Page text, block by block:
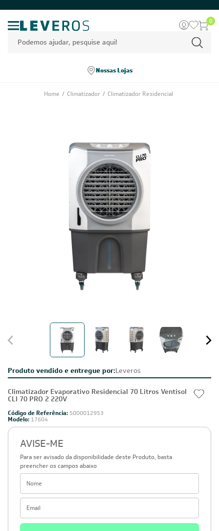
0
Nossas Lojas
Home / Climatizador / Climatizador Residencial
Produto vendido e entregue por:Leveros
Climatizador Evaporativo Residencial 70 Litros Ventisol
CLI 70 PRO 2 220V
Código de Referência: 5000012953
Modelo: 17604
AVISE-ME
Para ser avisado da disponibilidade deste Produto, basta
preencher os campos abaixo